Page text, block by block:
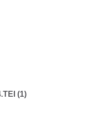
(1)